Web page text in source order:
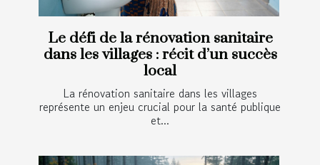
Le défi de la rénovation sanitaire
dans les villages : récit d’un succès
local
La rénovation sanitaire dans les villages
représente un enjeu crucial pour la santé publique
et...